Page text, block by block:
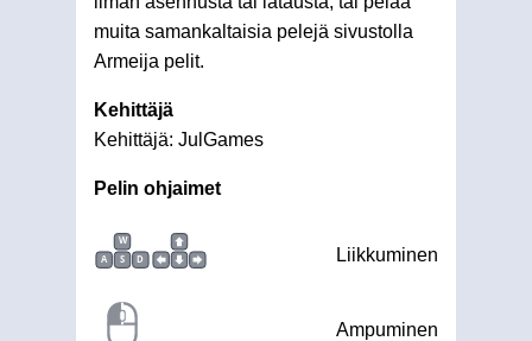
muita samankaltaisia pelejä sivustolla
Armeija pelit.
Kehittäjä
Kehittäjä: JulGames
Pelin ohjaimet
W
A
S D Liikkuminen
Ampuminen